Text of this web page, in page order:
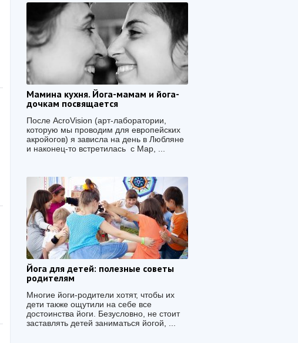
Мамина кухня. Йога-мамам и йога-
дочкам посвящается
После AcroVision (арт-лаборатории,
которую мы проводим для европейских
акройогов) я зависла на день в Любляне
и наконец-то встретилась с Мар, ...
Йога для детей: полезные советы
родителям
Многие йоги-родители хотят, чтобы их
дети также ощутили на себе все
достоинства йоги. Безусловно, не стоит
заставлять детей заниматься йогой, ...